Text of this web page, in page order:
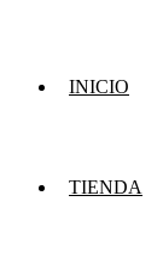
INICIO
TIENDA